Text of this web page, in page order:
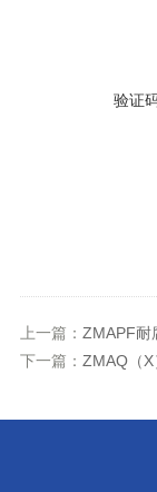
验证
上一篇： ZMAPF耐
下一篇： ZMAQ（